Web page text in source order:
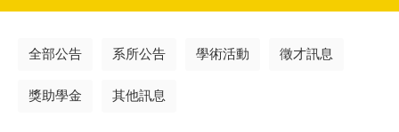
全部公告 系所公告 學術活動 徵才訊息
獎助學金 其他訊息